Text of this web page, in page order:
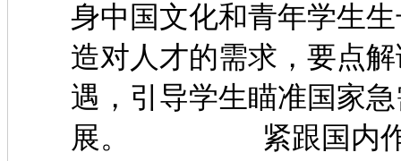
身中国文化和青年学生
造对人才的需求，要点
遇，引导学生瞄准国家
展。 紧跟国内作业